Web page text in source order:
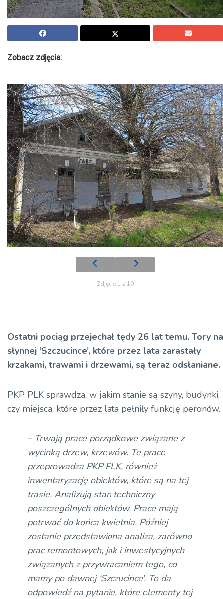
Zobacz zdjęcia:
Zdjęcie 1 z 10
Ostatni pociąg przejechał tędy 26 lat temu. Tory na
słynnej ‘Szczucince’, które przez lata zarastały
krzakami, trawami i drzewami, są teraz odsłaniane.
PKP PLK sprawdza, w jakim stanie są szyny, budynki,
czy miejsca, które przez lata pełniły funkcję peronów.
– Trwają prace porządkowe związane z
wycinką drzew, krzewów. Te prace
przeprowadza PKP PLK, również
inwentaryzację obiektów, które są na tej
trasie. Analizują stan techniczny
poszczególnych obiektów. Prace mają
potrwać do końca kwietnia. Później
zostanie przedstawiona analiza, zarówno
prac remontowych, jak i inwestycyjnych
związanych z przywracaniem tego, co
mamy po dawnej ‘Szczucince’. To da
odpowiedź na pytanie, które elementy tej